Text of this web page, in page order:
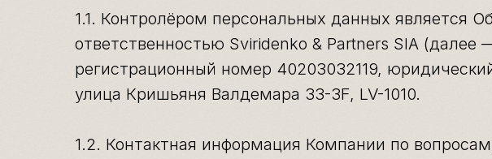
1.1. Контролёром персональных данных является
ответственностью Sviridenko & Partners SIA
регистрационный номер 40203032119,
улица Кришьяня Валдемара 33-3F, LV-1010.
1.2. Контактная информация Компании по